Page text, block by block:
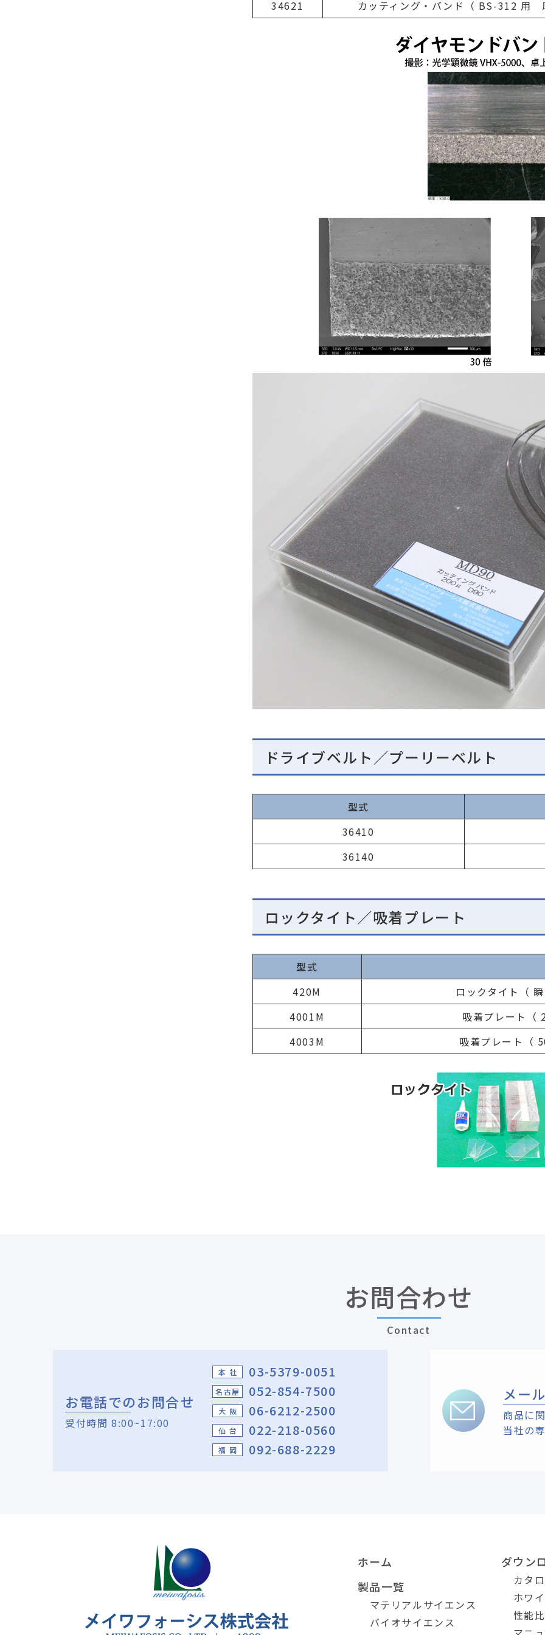
34621 カッティング・バンド（ BS-312
ドライブベルト／プーリーベルト
型式
36410
36140
ロックタイト／吸着プレート
型式
420M
ロックタイト（
4001M
吸着プレート
4003M
吸着プレート
お問合わせ
Contact
お電話でのお問合せ
受付時間 8:00~17:00
本 社 03-5379-0051
名古屋 052-854-7500
大 阪 06-6212-2500
仙 台 022-218-0560
福 岡 092-688-2229
メー
商品に
当社の
ホーム
製品一覧
マテリアルサイエンス
バイオサイエンス
ダウン
カタ
ホワ
性能